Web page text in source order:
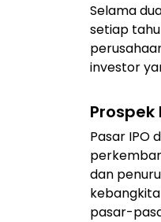
Selama
setiap
investor
Prospek
Pasar IPO
dan
pasar-